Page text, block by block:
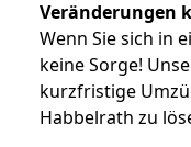
Veränderungen
Wenn Sie sich in
keine Sorge!
kurzfristige
Habbelrath zu